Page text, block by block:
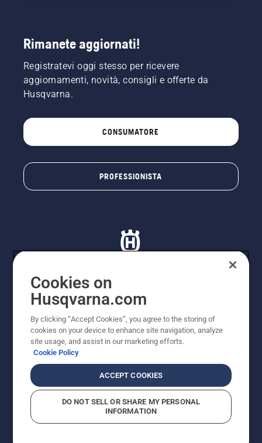
Rimanete aggiornati!
Registratevi oggi stesso per ricevere
aggiornamenti, novità, consigli e offerte da
Husqvarna.
CONSUMATORE
PROFESSIONISTA
© Husqvarna AB (publ). Tutti i diritti riservati. I prezzi
Husqvarna Schweiz AG per i rivenditori specializzati
aderenti all’iniziativa, prezzi in CHF comprensivi di IVA
all’ 8,1% e TRA. Con riserva di modifica. Tutti i prezzi
indicati sono prezzi al dettaglio consigliati (IVA inclusa),
a meno che il prodotto non sia disponibile per l'acquisto
Informativa sulla privacyRiferimentiCGVF Negozio online
Segnalazione di presunte violazioni
Cookies on
Husqvarna.com
By clicking “Accept Cookies”, you agree to the storing of
cookies on your device to enhance site navigation, analyze
site usage, and assist in our marketing efforts.
Cookie Policy
ACCEPT COOKIES
DO NOT SELL OR SHARE MY PERSONAL
INFORMATION